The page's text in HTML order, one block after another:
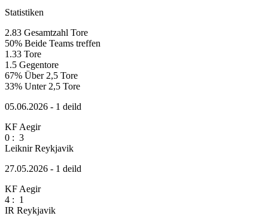
Statistiken
2.83 Gesamtzahl Tore
50% Beide Teams treffen
1.33 Tore
1.5 Gegentore
67% Über 2,5 Tore
33% Unter 2,5 Tore
05.06.2026 - 1 deild
KF Aegir
0 : 3
Leiknir Reykjavik
27.05.2026 - 1 deild
KF Aegir
4 : 1
IR Reykjavik